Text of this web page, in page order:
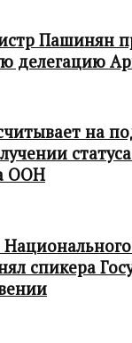
Пашинян
делегацию
на
ООН
спикера